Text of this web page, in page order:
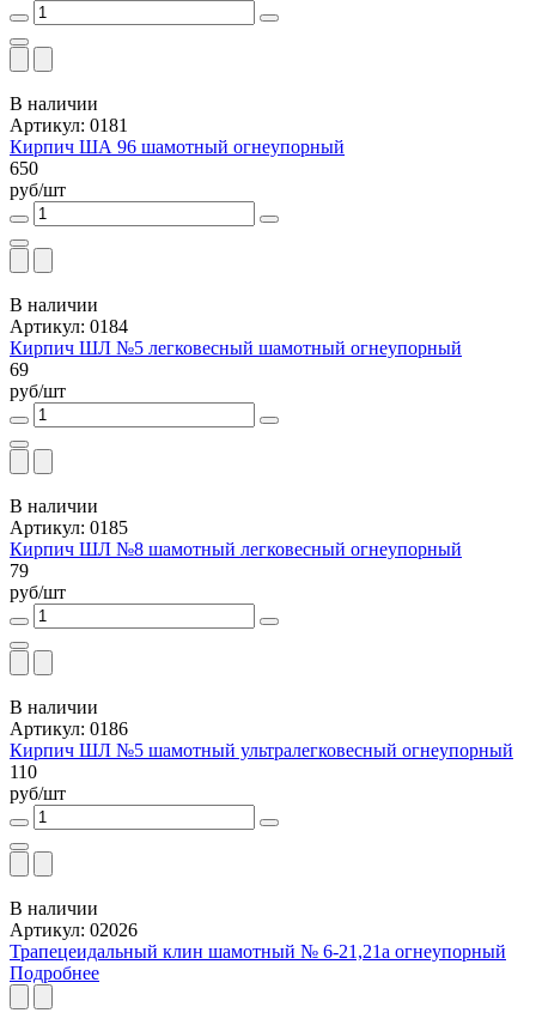
В наличии
Артикул: 0181
Кирпич ША 96 шамотный огнеупорный
650
руб/шт
В наличии
Артикул: 0184
Кирпич ШЛ №5 легковесный шамотный огнеупорный
69
руб/шт
В наличии
Артикул: 0185
Кирпич ШЛ №8 шамотный легковесный огнеупорный
79
руб/шт
В наличии
Артикул: 0186
Кирпич ШЛ №5 шамотный ультралегковесный огнеупорный
110
руб/шт
В наличии
Артикул: 02026
Трапецеидальный клин шамотный № 6-21,21а огнеупорный
Подробнее